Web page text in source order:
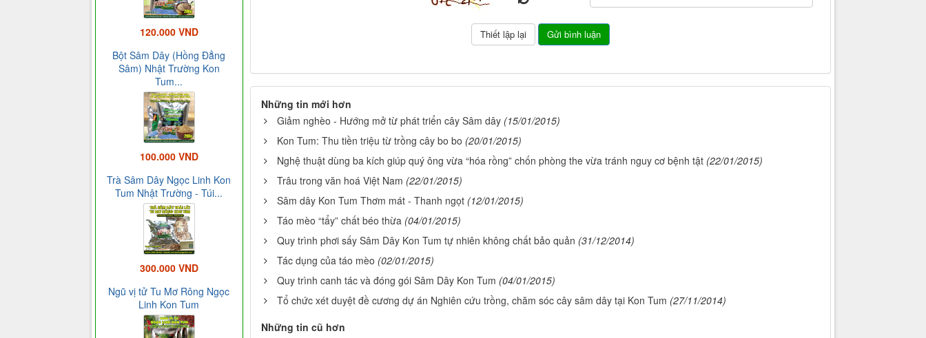
Những tin mới hơn
Giảm nghèo - Hướng mở từ phát triển cây Sâm dây (15/01/2015)
Kon Tum: Thu tiền triệu từ trồng cây bo bo (20/01/2015)
Nghệ thuật dùng ba kích giúp quý ông vừa “hóa rồng” chốn phòng the vừa tránh nguy cơ bệnh tật (22/01/2015)
Trâu trong văn hoá Việt Nam (22/01/2015)
Sâm dây Kon Tum Thơm mát - Thanh ngọt (12/01/2015)
Táo mèo “tẩy” chất béo thừa (04/01/2015)
Quy trình phơi sấy Sâm Dây Kon Tum tự nhiên không chất bảo quản (31/12/2014)
Tác dụng của táo mèo (02/01/2015)
Quy trình canh tác và đóng gói Sâm Dây Kon Tum (04/01/2015)
Tổ chức xét duyệt đề cương dự án Nghiên cứu trồng, chăm sóc cây sâm dây tại Kon Tum (27/11/2014)
Những tin cũ hơn
120.000 VND
Bột Sâm Dây (Hồng Đẳng
Sâm) Nhật Trường Kon
Tum...
100.000 VND
Trà Sâm Dây Ngọc Linh Kon
Tum Nhật Trường - Túi...
300.000 VND
Ngũ vị tử Tu Mơ Rông Ngọc
Linh Kon Tum